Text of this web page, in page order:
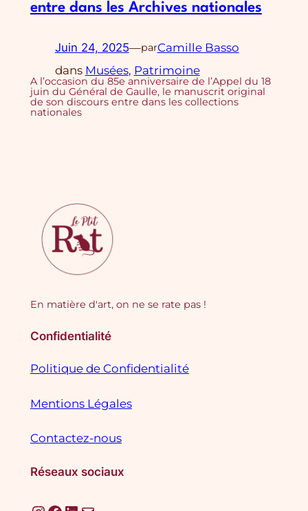
entre dans les Archives nationales
Juin 24, 2025—parCamille Basso
dans Musées, Patrimoine
A l’occasion du 85e anniversaire de l’Appel du 18
juin du Général de Gaulle, le manuscrit original
de son discours entre dans les collections
nationales
En matière d'art, on ne se rate pas !
Confidentialité
Politique de Confidentialité
Mentions Légales
Contactez-nous
Réseaux sociaux